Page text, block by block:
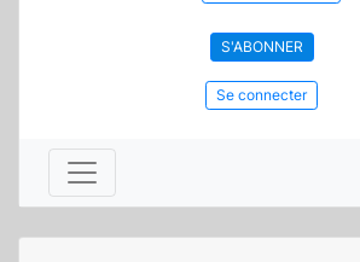
S'ABONNER
Se connecter